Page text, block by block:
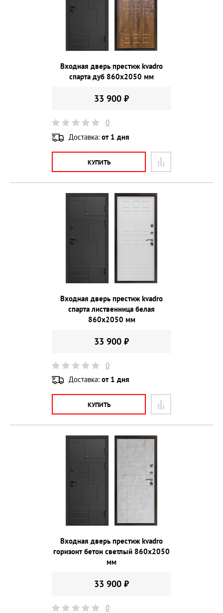
Входная дверь престиж kvadro
спарта дуб 860х2050 мм
33 900 ₽
0
Доставка: от 1 дня
КУПИТЬ
Входная дверь престиж kvadro
спарта лиственница белая
860х2050 мм
33 900 ₽
0
Доставка: от 1 дня
КУПИТЬ
Входная дверь престиж kvadro
горизонт бетон светлый 860х2050
мм
33 900 ₽
0